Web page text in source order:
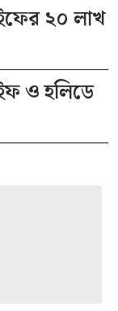
২০ লাখ
ও হলিডে